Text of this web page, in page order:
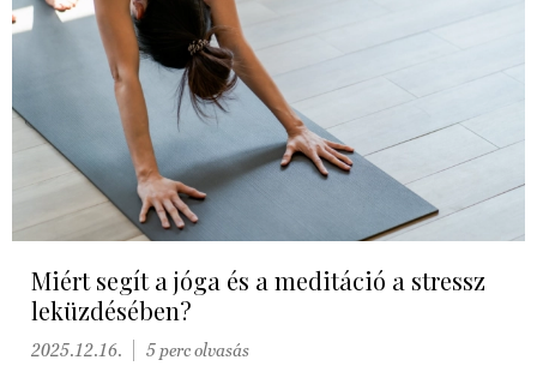
Miért segít a jóga és a meditáció a stressz
leküzdésében?
2025.12.16. 5 perc olvasás